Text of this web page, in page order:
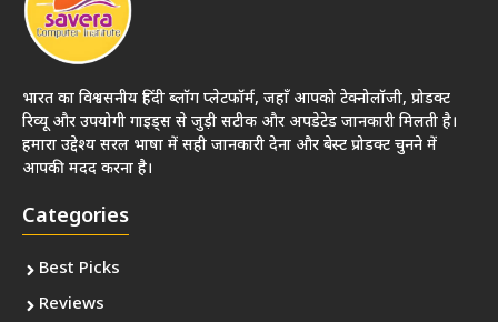
भारत का विश्वसनीय हिंदी ब्लॉग प्लेटफॉर्म, जहाँ आपको टेक्नोलॉजी, प्रोडक्ट
रिव्यू और उपयोगी गाइड्स से जुड़ी सटीक और अपडेटेड जानकारी मिलती है।
हमारा उद्देश्य सरल भाषा में सही जानकारी देना और बेस्ट प्रोडक्ट चुनने में
आपकी मदद करना है।
Categories
Best Picks
Reviews